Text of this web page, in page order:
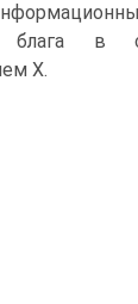
блага в
Х.